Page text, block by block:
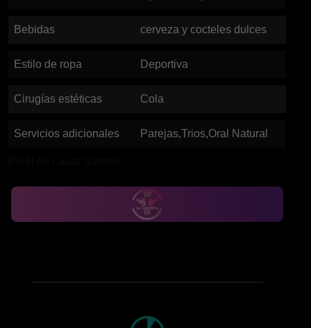
Bebidas cerveza y cocteles dulces
Estilo de ropa Deportiva
Cirugías estéticas Cola
Servicios adicionales Parejas,Trios,Oral Natural